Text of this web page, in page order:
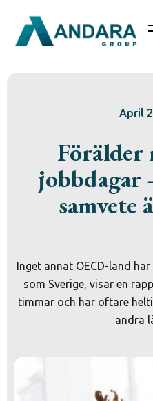
April
Förälder
samvete
Inget annat OECD-land
som Sverige, visar en
timmar och har oftare
andra